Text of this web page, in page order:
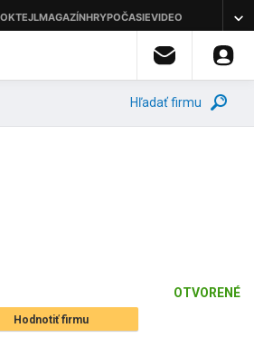
Hľadať firmu
OTVORENÉ
Hodnotiť firmu